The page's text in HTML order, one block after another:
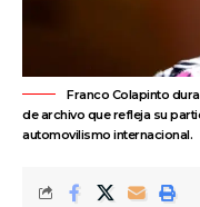
Franco Colapinto
de archivo que refleja su
automovilismo internacional.